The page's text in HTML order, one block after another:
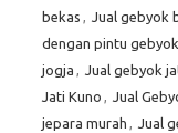
bekas , Jual gebyok
dengan pintu gebyok
jogja , Jual gebyok
Jati Kuno , Jual
jepara murah , Jual